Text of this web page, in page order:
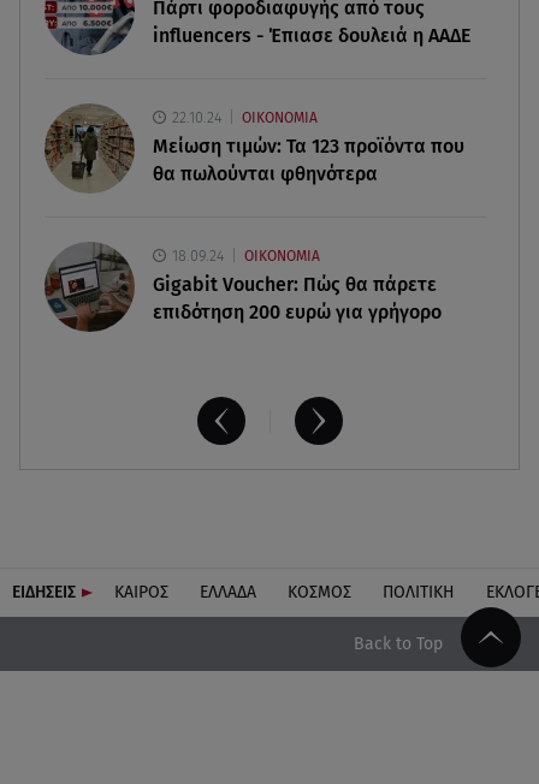
06.08.26 , 16:17
δημιούργημα του ανθρώπου»
Πάρτι φοροδιαφυγής από τους
influencers - Έπιασε δουλειά η ΑΑΔΕ
22.10.24 ΟΙΚΟΝΟΜΙΑ
Μείωση τιμών: Τα 123 προϊόντα που
θα πωλούνται φθηνότερα
18.09.24 ΟΙΚΟΝΟΜΙΑ
Gigabit Voucher: Πώς θα πάρετε
επιδότηση 200 ευρώ για γρήγορο
ΕΙΔΗΣΕΙΣ ΚΑΙΡΟΣ ΕΛΛΑΔΑ ΚΟΣΜΟΣ ΠΟΛΙΤΙΚΗ
Back to Top